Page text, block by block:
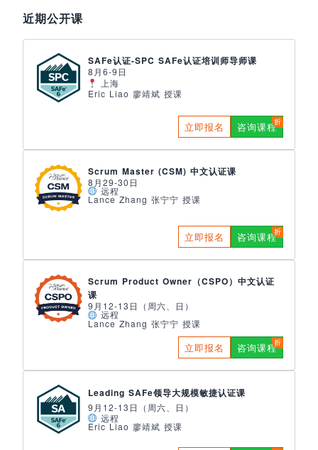
近期公开课
SAFe认证-SPC SAFe认证培训师导师课
8月6-9日
上海
Eric Liao 廖靖斌 授课
立即报名 咨询课程
Scrum Master (CSM) 中文认证课
8月29-30日
远程
Lance Zhang 张宁宁 授课
立即报名 咨询课程
Scrum Product Owner（CSPO）中文认证
课
9月12-13日（周六、日）
远程
Lance Zhang 张宁宁 授课
立即报名 咨询课程
Leading SAFe领导大规模敏捷认证课
9月12-13日（周六、日）
远程
Eric Liao 廖靖斌 授课